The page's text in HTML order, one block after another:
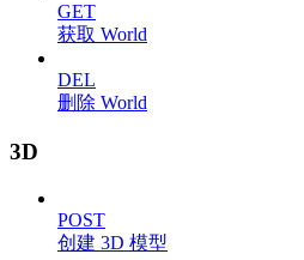
GET
获取 World
DEL
删除 World
3D
POST
创建 3D 模型